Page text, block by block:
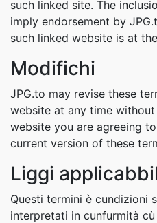
such linked site. The
imply endorsement by
such linked website is at
Modifichi
JPG.to may revise these
website at any time
website you are agreeing
current version of these
Liggi
Questi termini è cundizioni
interpretati in cunfurmità